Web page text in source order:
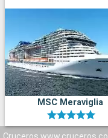
MSC Meraviglia
Cruceros www.cruceros.co